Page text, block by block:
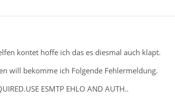
kontet hoffe ich das es diesmal auch klapt.
will bekomme ich Folgende Fehlermeldung.
ESMTP EHLO AND AUTH..